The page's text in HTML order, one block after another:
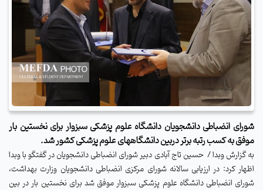
شورای انضباطی دانشجویان دانشگاه علوم پزشکی سبزوار برای نخستین بار
موفق به کسب رتبه برتر دربین دانشگاههای علوم پزشکی کشور شد.
به گزارش وبدا / حسین تاج آبادی دبیر شورای انضباطی دانشجویان در گفتگو با وبدا
اظهار کرد: در ارزیابی سالانه شورای مرکزی انضباطی دانشجویان وزارت بهداشت،
شورای انضباطی دانشگاه علوم پزشکی سبزوار موفق شد برای نخستین بار در بین